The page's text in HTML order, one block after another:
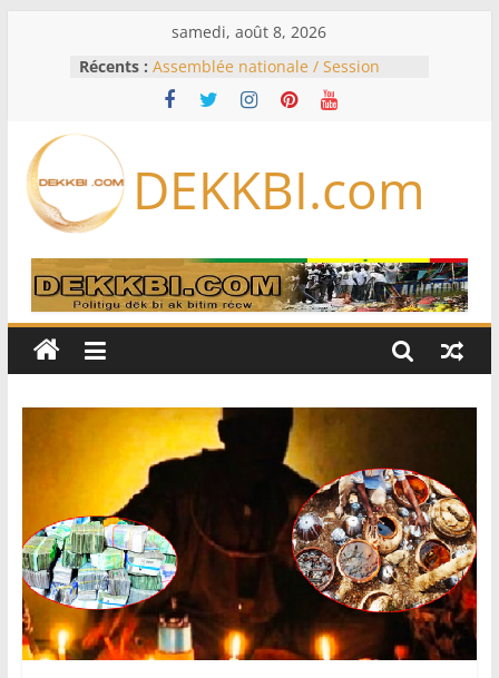
samedi, août 8, 2026
Récents : Assemblée nationale / Session
extraordinaire: Six commissions
d’enquête à l’ordre du jour ce lundi
Bénin: Patrice Talon élu président
du Sénat, moins de trois mois
Pakistan et la Turquie signent un
accord de défense
RD Congo: Kinshasa interdit les
exportations de cuivre et de cobalt
production
DEKKBI.com